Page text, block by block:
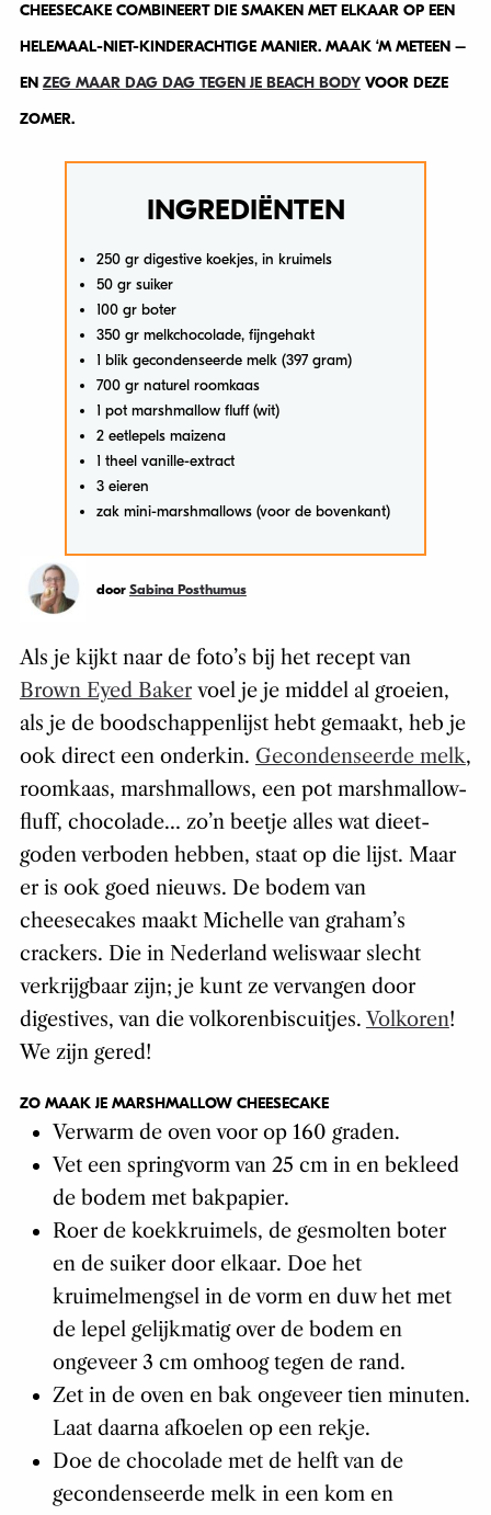
CHEESECAKE COMBINEERT DIE SMAKEN MET ELKAAR OP EEN
HELEMAAL-NIET-KINDERACHTIGE MANIER. MAAK ‘M METEEN –
EN ZEG MAAR DAG DAG TEGEN JE BEACH BODYVOOR DEZE
ZOMER.
INGREDIËNTEN
250 gr digestive koekjes, in kruimels
50 gr suiker
100 gr boter
350 gr melkchocolade, fijngehakt
1 blik gecondenseerde melk (397 gram)
700 gr naturel roomkaas
1 pot marshmallow fluff (wit)
2 eetlepels maizena
1 theel vanille-extract
3 eieren
zak mini-marshmallows (voor de bovenkant)
door Sabina Posthumus
Als je kijkt naar de foto’s bij het recept van
Brown Eyed Bakervoel je je middel al groeien,
als je de boodschappenlijst hebt gemaakt, heb je
ook direct een onderkin. Gecondenseerde melk,
roomkaas, marshmallows, een pot marshmallow-
fluff, chocolade… zo’n beetje alles wat dieet-
goden verboden hebben, staat op die lijst. Maar
er is ook goed nieuws. De bodem van
cheesecakes maakt Michelle van graham’s
crackers. Die in Nederland weliswaar slecht
verkrijgbaar zijn; je kunt ze vervangen door
digestives, van die volkorenbiscuitjes. Volkoren!
We zijn gered!
ZO MAAK JE MARSHMALLOW CHEESECAKE
Verwarm de oven voor op 160 graden.
Vet een springvorm van 25 cm in en bekleed
de bodem met bakpapier.
Roer de koekkruimels, de gesmolten boter
en de suiker door elkaar. Doe het
kruimelmengsel in de vorm en duw het met
de lepel gelijkmatig over de bodem en
ongeveer 3 cm omhoog tegen de rand.
Zet in de oven en bak ongeveer tien minuten.
Laat daarna afkoelen op een rekje.
Doe de chocolade met de helft van de
gecondenseerde melk in een kom en